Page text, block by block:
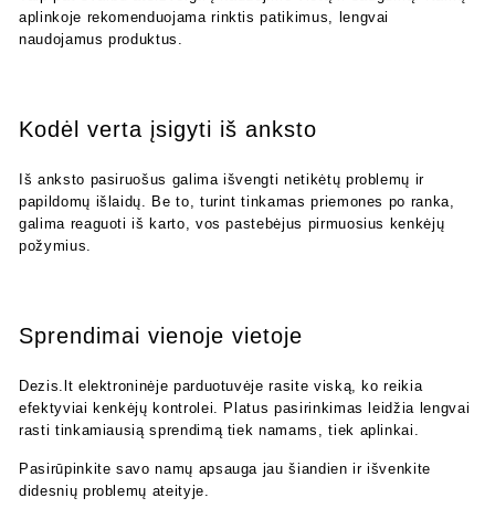
aplinkoje rekomenduojama rinktis patikimus, lengvai
naudojamus produktus.
Kodėl verta įsigyti iš anksto
Iš anksto pasiruošus galima išvengti netikėtų problemų ir
papildomų išlaidų. Be to, turint tinkamas priemones po ranka,
galima reaguoti iš karto, vos pastebėjus pirmuosius kenkėjų
požymius.
Sprendimai vienoje vietoje
Dezis.lt elektroninėje parduotuvėje rasite viską, ko reikia
efektyviai kenkėjų kontrolei. Platus pasirinkimas leidžia lengvai
rasti tinkamiausią sprendimą tiek namams, tiek aplinkai.
Pasirūpinkite savo namų apsauga jau šiandien ir išvenkite
didesnių problemų ateityje.